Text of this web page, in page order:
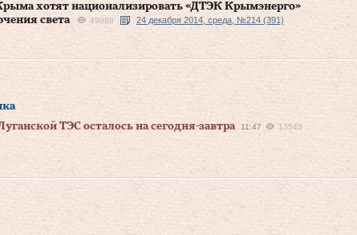
хотят национализировать «ДТЭК Крымэнерго»
света
49888 24 декабря 2014, среда, №214 (391)
ТЭС осталось на сегодня-завтра
11:47 13545